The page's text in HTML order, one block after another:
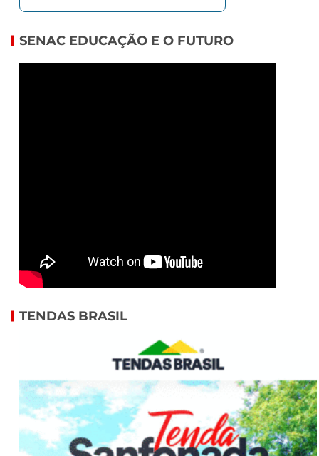
SENAC EDUCAÇÃO E O FUTURO
TENDAS BRASIL